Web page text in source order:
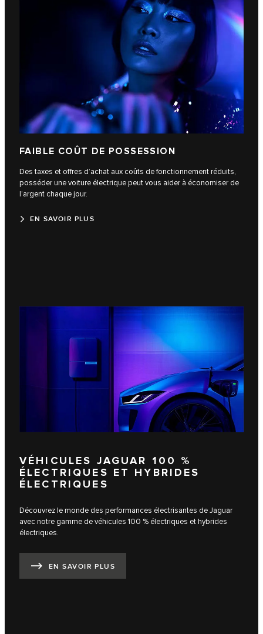
FAIBLE COÛT DE POSSESSION
Des taxes et offres d’achat aux coûts de fonctionnement réduits,
posséder une voiture électrique peut vous aider à économiser de
l’argent chaque jour.
EN SAVOIR PLUS
VÉHICULES JAGUAR 100 %
ÉLECTRIQUES ET HYBRIDES
ÉLECTRIQUES
Découvrez le monde des performances électrisantes de Jaguar
avec notre gamme de véhicules 100 % électriques et hybrides
électriques.
EN SAVOIR PLUS